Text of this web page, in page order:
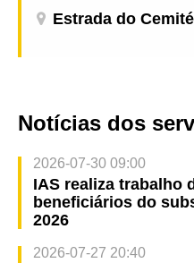
Estrada do
Notícias dos
2026-07-30 09:00
IAS realiza trabalho
beneficiários do
2026
2026-07-27 20:40